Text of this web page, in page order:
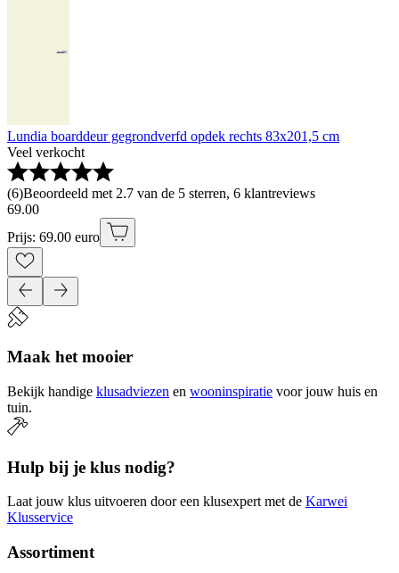
Lundia boarddeur gegrondverfd opdek rechts 83x201,5 cm
Veel verkocht
(6)Beoordeeld met 2.7 van de 5 sterren, 6 klantreviews
69.00
Prijs: 69.00 euro
Maak het mooier
Bekijk handige klusadviezen en wooninspiratie voor jouw huis en
tuin.
Hulp bij je klus nodig?
Laat jouw klus uitvoeren door een klusexpert met de Karwei
Klusservice
Assortiment